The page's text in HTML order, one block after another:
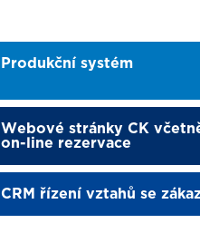
Produkční systém
Webové stránky CK
on-line rezervace
CRM řízení vztahů se